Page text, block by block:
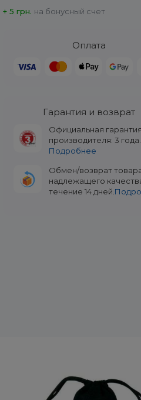
+ 5 грн. на бонусный счет
Оплата
Гарантия и возврат
Официальная
производителя: 3 года.
Подробнее
Обмен/возврат
надлежащего
течение 14 дней.